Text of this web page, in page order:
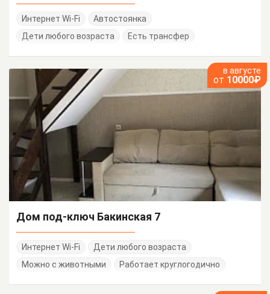
Интернет Wi-Fi
Автостоянка
Дети любого возраста
Есть трансфер
в августе
от 10000₽
Дом под-ключ Бакинская 7
Интернет Wi-Fi
Дети любого возраста
Можно с животными
Работает круглогодично